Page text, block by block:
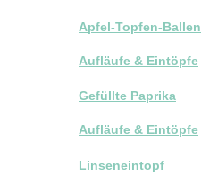
Apfel-Topfen-Ballen
Aufläufe & Eintöpfe
Gefüllte Paprika
Aufläufe & Eintöpfe
Linseneintopf